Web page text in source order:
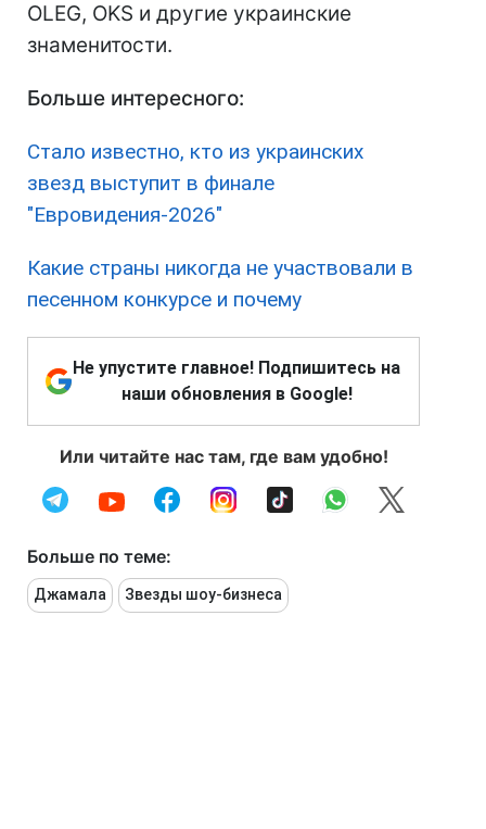
OLEG, OKS и другие украинские
знаменитости.
Больше интересного:
Стало известно, кто из украинских
звезд выступит в финале
"Евровидения-2026"
Какие страны никогда не участвовали в
песенном конкурсе и почему
Не упустите главное! Подпишитесь на
наши обновления в Google!
Или читайте нас там, где вам удобно!
Больше по теме:
Джамала Звезды шоу-бизнеса